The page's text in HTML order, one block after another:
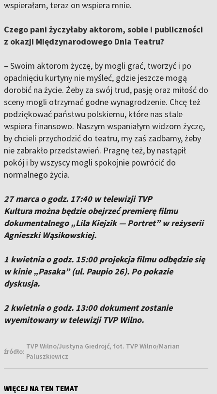
wspierałam, teraz on wspiera mnie.
Czego pani życzyłaby aktorom, sobie i publiczności
z okazji Międzynarodowego Dnia Teatru?
– Swoim aktorom życzę, by mogli grać, tworzyć i po
opadnięciu kurtyny nie myśleć, gdzie jeszcze mogą
dorobić na życie. Żeby za swój trud, pasję oraz miłość do
sceny mogli otrzymać godne wynagrodzenie. Chcę też
podziękować państwu polskiemu, które nas stale
wspiera finansowo. Naszym wspaniałym widzom życzę,
by chcieli przychodzić do teatru, my zaś zadbamy, żeby
nie zabrakło przedstawień. Pragnę też, by nastąpił
pokój i by wszyscy mogli spokojnie powrócić do
normalnego życia.
27 marca o godz. 17:40 w telewizji TVP
Kultura można będzie obejrzeć premierę filmu
dokumentalnego „Lila Kiejzik — Portret” w reżyserii
Agnieszki Wąsikowskiej.
1 kwietnia o godz. 15:00 projekcja filmu odbędzie się
w kinie „Pasaka” (ul. Paupio 26). Po pokazie
dyskusja.
2 kwietnia o godz. 13:00 dokument zostanie
wyemitowany w telewizji TVP Wilno.
źródło:
TVP Wilno/Justyna Giedrojć, fot. TVP Wilno/Marian
Paluszkiewicz
WIĘCEJ NA TEN TEMAT